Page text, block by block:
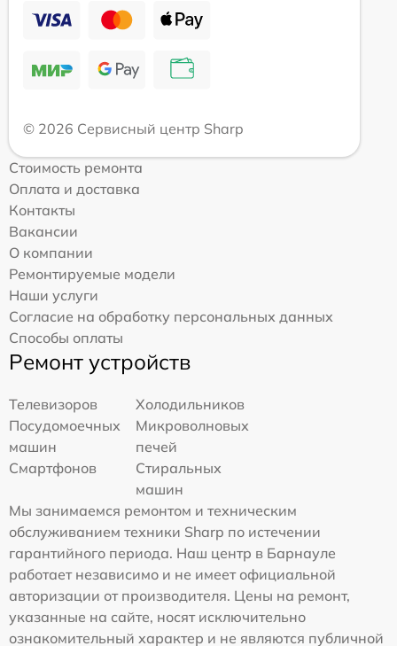
© 2026 Сервисный центр Sharp
Стоимость ремонта
Оплата и доставка
Контакты
Вакансии
О компании
Ремонтируемые модели
Наши услуги
Согласие на обработку персональных данных
Способы оплаты
Ремонт устройств
Телевизоров
Холодильников
Посудомоечных
машин
Микроволновых
печей
Смартфонов
Стиральных
машин
Мы занимаемся ремонтом и техническим
обслуживанием техники Sharp по истечении
гарантийного периода. Наш центр в Барнауле
работает независимо и не имеет официальной
авторизации от производителя. Цены на ремонт,
указанные на сайте, носят исключительно
ознакомительный характер и не являются публичной